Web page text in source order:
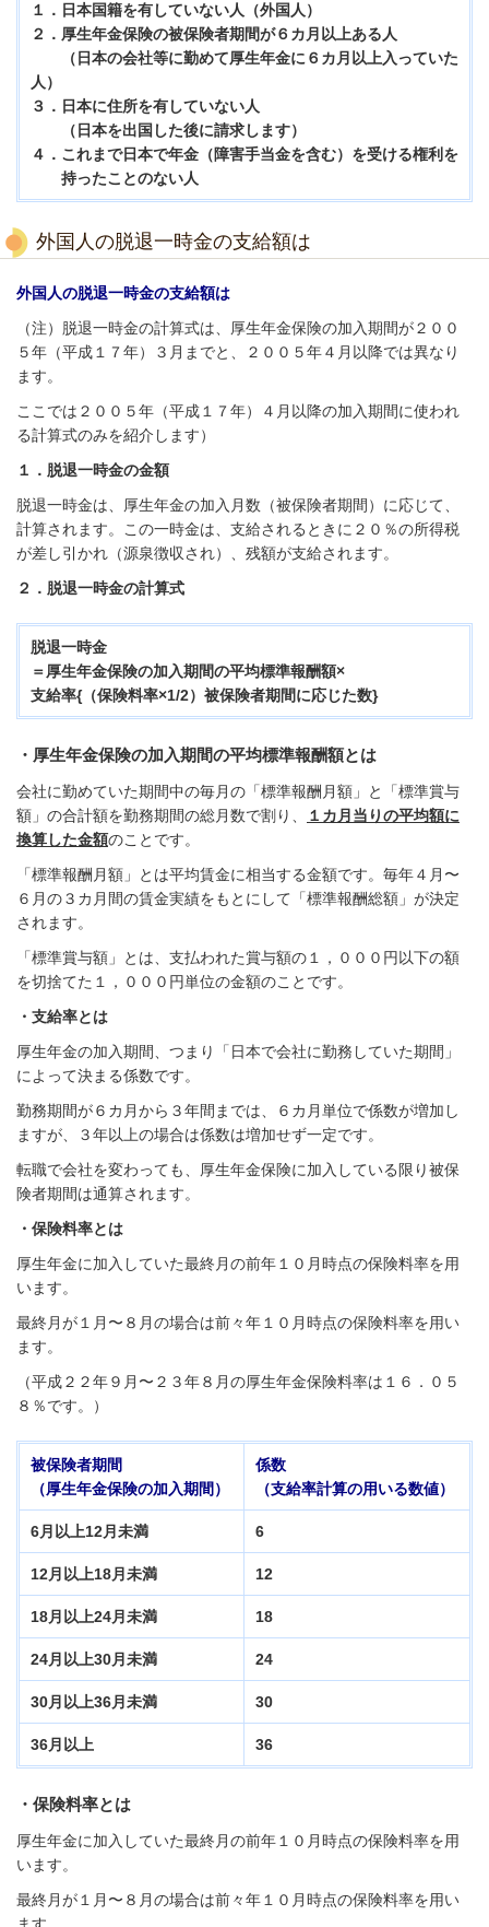
１．日本国籍を有していない人（外国人）
２．厚生年金保険の被保険者期間が６カ月以上ある人
（日本の会社等に勤めて厚生年金に６カ月以上入っていた
人）
３．日本に住所を有していない人
（日本を出国した後に請求します）
４．これまで日本で年金（障害手当金を含む）を受ける権利を
持ったことのない人
外国人の脱退一時金の支給額は
外国人の脱退一時金の支給額は
（注）脱退一時金の計算式は、厚生年金保険の加入期間が２００
５年（平成１７年）３月までと、２００５年４月以降では異なり
ます。
ここでは２００５年（平成１７年）４月以降の加入期間に使われ
る計算式のみを紹介します）
１．脱退一時金の金額
脱退一時金は、厚生年金の加入月数（被保険者期間）に応じて、
計算されます。この一時金は、支給されるときに２０％の所得税
が差し引かれ（源泉徴収され）、残額が支給されます。
２．脱退一時金の計算式
脱退一時金
＝厚生年金保険の加入期間の平均標準報酬額×
支給率{（保険料率×1/2）被保険者期間に応じた数}
・厚生年金保険の加入期間の平均標準報酬額とは
会社に勤めていた期間中の毎月の「標準報酬月額」と「標準賞与
額」の合計額を勤務期間の総月数で割り、
１カ月当りの平均額に
換算した金額のことです。
「標準報酬月額」とは平均賃金に相当する金額です。毎年４月〜
６月の３カ月間の賃金実績をもとにして「標準報酬総額」が決定
されます。
「標準賞与額」とは、支払われた賞与額の１，０００円以下の額
を切捨てた１，０００円単位の金額のことです。
・支給率とは
厚生年金の加入期間、つまり「日本で会社に勤務していた期間」
によって決まる係数です。
勤務期間が６カ月から３年間までは、６カ月単位で係数が増加し
ますが、３年以上の場合は係数は増加せず一定です。
転職で会社を変わっても、厚生年金保険に加入している限り被保
険者期間は通算されます。
・保険料率とは
厚生年金に加入していた最終月の前年１０月時点の保険料率を用
います。
最終月が１月〜８月の場合は前々年１０月時点の保険料率を用い
ます。
（平成２２年９月〜２３年８月の厚生年金保険料率は１６．０５
８％です。）
被保険者期間
（厚生年金保険の加入期間）
係数
（支給率計算の用いる数値）
6月以上12月未満 6
12月以上18月未満 12
18月以上24月未満 18
24月以上30月未満 24
30月以上36月未満 30
36月以上 36
・保険料率とは
厚生年金に加入していた最終月の前年１０月時点の保険料率を用
います。
最終月が１月〜８月の場合は前々年１０月時点の保険料率を用い